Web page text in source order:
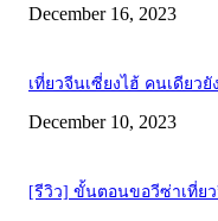
December 16, 2023
เที่ยวจีนเซี่ยงไฮ้ คนเดียว
December 10, 2023
[รีวิว] ขั้นตอนขอวีซ่าเที่ยว